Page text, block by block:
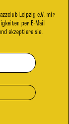
Leipzig e.V. mir
per E-Mail
akzeptiere sie.